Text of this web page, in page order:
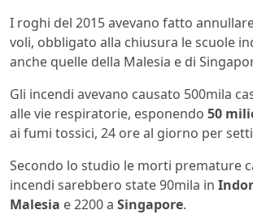
I roghi del 2015 avevano fatto
voli, obbligato alla chiusura le scuole
anche quelle della Malesia e di
Gli incendi avevano causato 500mila
alle vie respiratorie, esponendo 50
ai fumi tossici, 24 ore al giorno per
Secondo lo studio le morti premature
incendi sarebbero state 90mila in
Malesia e 2200 a Singapore.